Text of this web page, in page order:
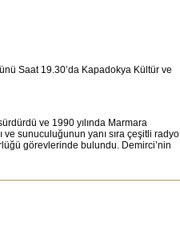
Saat 19.30’da Kapadokya Kültür ve
ve 1990 yılında Marmara
ve sunuculuğunun yanı sıra çeşitli radyo
görevlerinde bulundu. Demirci’nin